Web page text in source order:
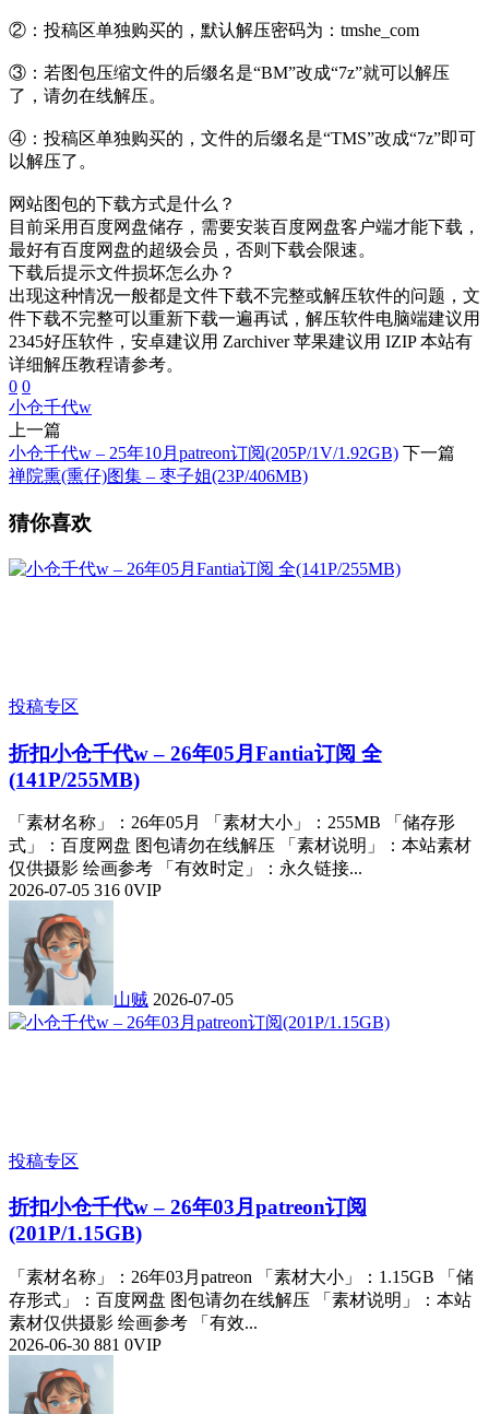
②：投稿区单独购买的，默认解压密码为：tmshe_com
③：若图包压缩文件的后缀名是“BM”改成“7z”就可以解压
了，请勿在线解压。
④：投稿区单独购买的，文件的后缀名是“TMS”改成“7z”即可
以解压了。
网站图包的下载方式是什么？
目前采用百度网盘储存，需要安装百度网盘客户端才能下载，
最好有百度网盘的超级会员，否则下载会限速。
下载后提示文件损坏怎么办？
出现这种情况一般都是文件下载不完整或解压软件的问题，文
件下载不完整可以重新下载一遍再试，解压软件电脑端建议用
2345好压软件，安卓建议用 Zarchiver 苹果建议用 IZIP 本站有
详细解压教程请参考。
0 0
小仓千代w
上一篇
小仓千代w – 25年10月patreon订阅(205P/1V/1.92GB) 下一篇
禅院熏(熏仔)图集 – 枣子姐(23P/406MB)
猜你喜欢
投稿专区
折扣小仓千代w – 26年05月Fantia订阅 全
(141P/255MB)
「素材名称」：26年05月 「素材大小」：255MB 「储存形
式」：百度网盘 图包请勿在线解压 「素材说明」：本站素材
仅供摄影 绘画参考 「有效时定」：永久链接...
2026-07-05 316 0VIP
山贼 2026-07-05
投稿专区
折扣小仓千代w – 26年03月patreon订阅
(201P/1.15GB)
「素材名称」：26年03月patreon 「素材大小」：1.15GB 「储
存形式」：百度网盘 图包请勿在线解压 「素材说明」：本站
素材仅供摄影 绘画参考 「有效...
2026-06-30 881 0VIP